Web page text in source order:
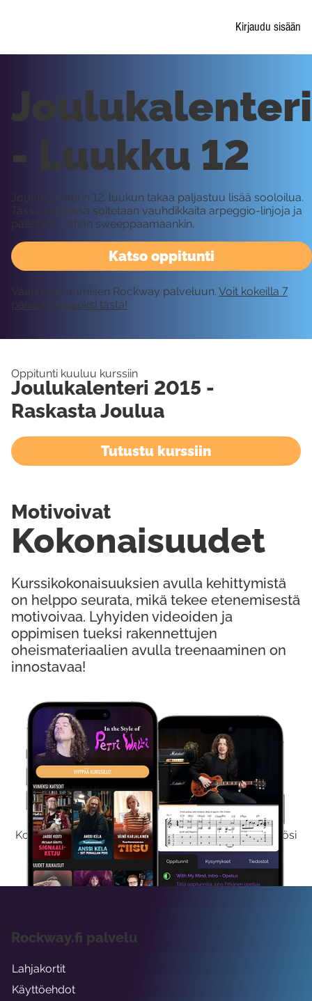
Kirjaudu sisään
Kokeile Ilmaiseksi
Kokeilemalla ilmaiseksi saat koko sisältömme käyttöösi
viikon ajaksi.
Katso oppitunti
Joulukalenteri
- Luukku 12
Joulukalenterin 12. luukun takaa paljastuu lisää sooloilua.
Tässä soolossa soitetaan vauhdikkaita arpeggio-linjoja ja
päästään vähän sweeppaamaankin.
Vaatii kirjautumisen Rockway palveluun. Voit kokeilla 7
päivää ilmaiseksi tästä!
Oppitunti kuuluu kurssiin
Joulukalenteri 2015 -
Raskasta Joulua
Tutustu kurssiin
Kurssikokonaisuuksien avulla kehittymistä
on helppo seurata, mikä tekee etenemisestä
motivoivaa. Lyhyiden videoiden ja
oppimisen tueksi rakennettujen
oheismateriaalien avulla treenaaminen on
innostavaa!
Kokonaisuudet
Motivoivat
Rockway.fi palvelu
Lahjakortit
Käyttöehdot